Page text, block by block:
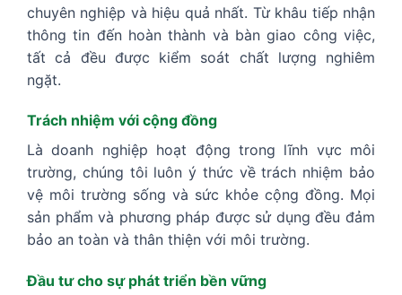
chuyên nghiệp và hiệu quả nhất. Từ khâu tiếp nhận
thông tin đến hoàn thành và bàn giao công việc,
tất cả đều được kiểm soát chất lượng nghiêm
ngặt.
Trách nhiệm với cộng đồng
Là doanh nghiệp hoạt động trong lĩnh vực môi
trường, chúng tôi luôn ý thức về trách nhiệm bảo
vệ môi trường sống và sức khỏe cộng đồng. Mọi
sản phẩm và phương pháp được sử dụng đều đảm
bảo an toàn và thân thiện với môi trường.
Đầu tư cho sự phát triển bền vững